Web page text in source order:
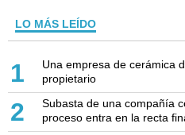
LO MÁS LEÍDO
1
Una empresa de cerámica
propietario
2
Subasta de una compañía
proceso entra en la recta